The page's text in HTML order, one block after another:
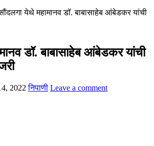
येथे महामानव डॉ. बाबासाहेब आंबेडकर यांची
डॉ. बाबासाहेब आंबेडकर यांची
2022 निपाणी Leave a comment